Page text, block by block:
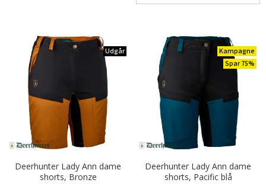
Udgår
Deerhunter Lady Ann dame
shorts, Bronze
Kampagne
Spar 75%
Deerhunter Lady Ann dame
shorts, Pacific blå